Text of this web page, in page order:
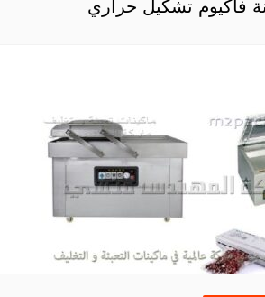
فاكيوم تشكيل حراري